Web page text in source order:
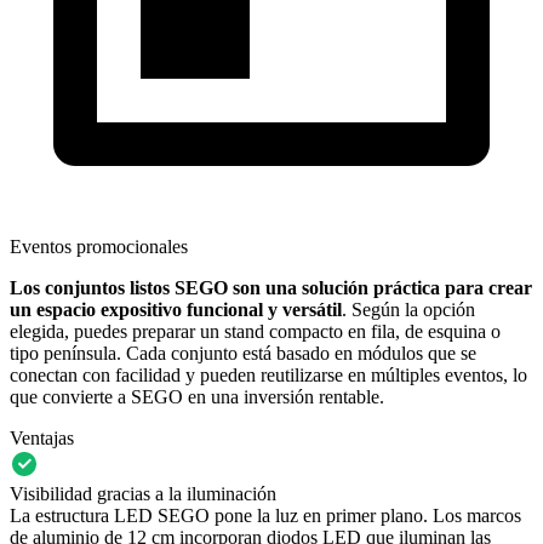
Eventos promocionales
Los conjuntos listos SEGO son una solución práctica para crear
un espacio expositivo funcional y versátil. Según la opción
elegida, puedes preparar un stand compacto en fila, de esquina o
tipo península. Cada conjunto está basado en módulos que se
conectan con facilidad y pueden reutilizarse en múltiples eventos, lo
que convierte a SEGO en una inversión rentable.
Ventajas
Visibilidad gracias a la iluminación
La estructura LED SEGO pone la luz en primer plano. Los marcos
de aluminio de 12 cm incorporan diodos LED que iluminan las